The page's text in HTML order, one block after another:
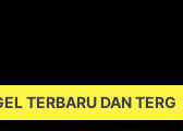
TERBARU DAN